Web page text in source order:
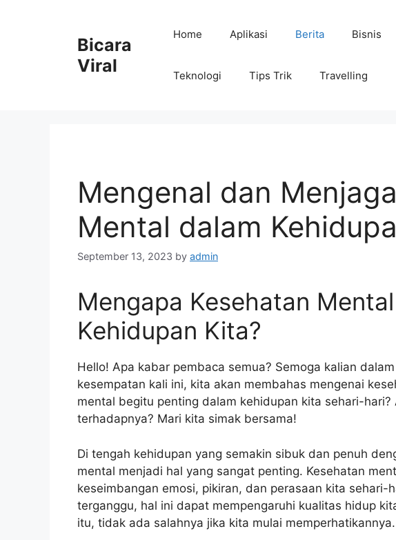
Bicara
Viral
Home Aplikasi Berita Bisnis
Teknologi Tips Trik Travelling
Mengenal dan
Mental dalam
September 13, 2023 by admin
Mengapa Kesehatan
Kehidupan Kita?
Hello! Apa kabar pembaca semua? Semoga kalian
kesempatan kali ini, kita akan membahas mengenai
mental begitu penting dalam kehidupan kita sehari-hari?
terhadapnya? Mari kita simak bersama!
Di tengah kehidupan yang semakin sibuk dan penuh
mental menjadi hal yang sangat penting. Kesehatan
keseimbangan emosi, pikiran, dan perasaan kita sehari-
terganggu, hal ini dapat mempengaruhi kualitas hidup
itu, tidak ada salahnya jika kita mulai memperhatikannya.